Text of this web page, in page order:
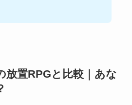
放置RPGと比較｜あな